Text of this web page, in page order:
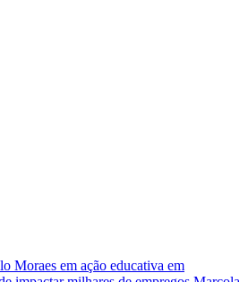
Moraes em ação educativa em